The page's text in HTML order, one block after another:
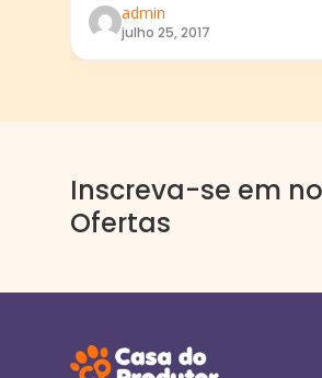
admin
julho 25, 2017
Inscreva-se em
Ofertas